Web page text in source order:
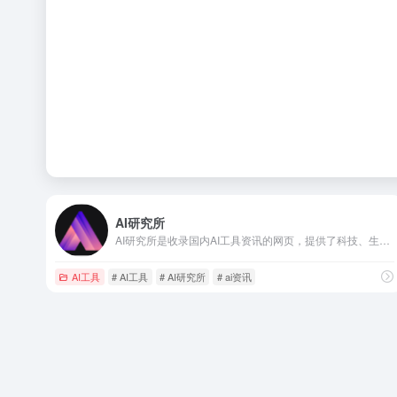
AI研究所
AI工具 # AI工具 # AI研究所 # ai资讯